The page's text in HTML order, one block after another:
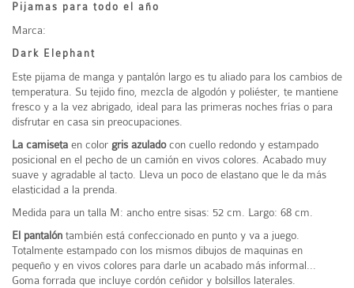
Pijamas para todo el año
Marca:
Dark Elephant
Este pijama de manga y pantalón largo es tu aliado para los cambios de
temperatura. Su tejido fino, mezcla de algodón y poliéster, te mantiene
fresco y a la vez abrigado, ideal para las primeras noches frías o para
disfrutar en casa sin preocupaciones.
La camiseta en color gris azuladocon cuello redondo y estampado
posicional en el pecho de un camión en vivos colores. Acabado muy
suave y agradable al tacto. Lleva un poco de elastano que le da más
elasticidad a la prenda.
Medida para un talla M: ancho entre sisas: 52 cm. Largo: 68 cm.
El pantalón también está confeccionado en punto y va a juego.
Totalmente estampado con los mismos dibujos de maquinas en
pequeño y en vivos colores para darle un acabado más informal...
Goma forrada que incluye cordón ceñidor y bolsillos laterales.